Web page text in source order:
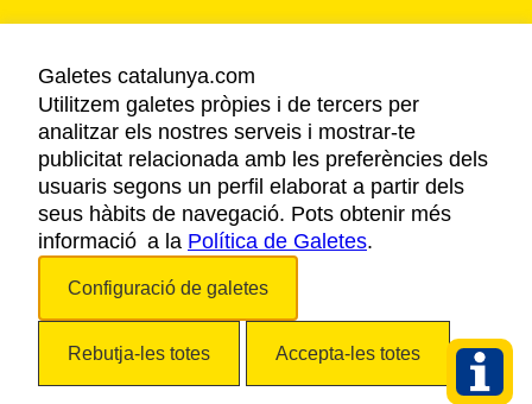
AVÍS LEGAL
POLÍTICA DE PRIVACITAT
COOKIES
ACCESSIBILITAT
Galetes catalunya.com
Utilitzem galetes pròpies i de tercers per
analitzar els nostres serveis i mostrar-te
publicitat relacionada amb les preferències dels
usuaris segons un perfil elaborat a partir dels
seus hàbits de navegació. Pots obtenir més
informació a la Política de Galetes.
Configuració de galetes
Rebutja-les totes Accepta-les totes